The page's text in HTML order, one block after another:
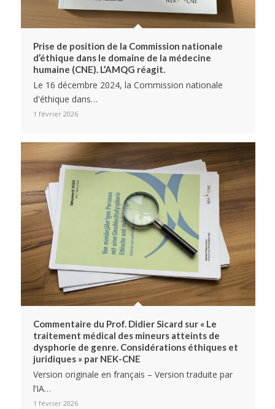
Prise de position de la Commission nationale
d’éthique dans le domaine de la médecine
humaine (CNE). L’AMQG réagit.
Le 16 décembre 2024, la Commission nationale
d'éthique dans…
1 février 2026
Commentaire du Prof. Didier Sicard sur « Le
traitement médical des mineurs atteints de
dysphorie de genre. Considérations éthiques et
juridiques » par NEK-CNE
Version originale en français – Version traduite par
l’IA…
1 février 2026